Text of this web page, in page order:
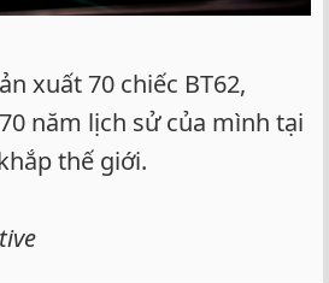
xuất 70 chiếc BT62,
năm lịch sử của mình tại
thế giới.